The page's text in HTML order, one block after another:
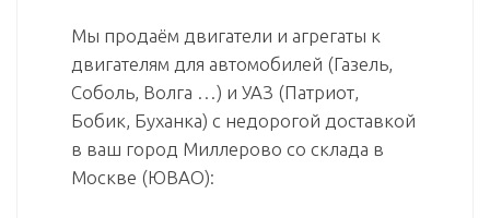
Мы продаём двигатели и агрегаты к
двигателям для автомобилей (Газель,
Соболь, Волга …) и УАЗ (Патриот,
Бобик, Буханка) с недорогой доставкой
в ваш город Миллерово со склада в
Москве (ЮВАО):